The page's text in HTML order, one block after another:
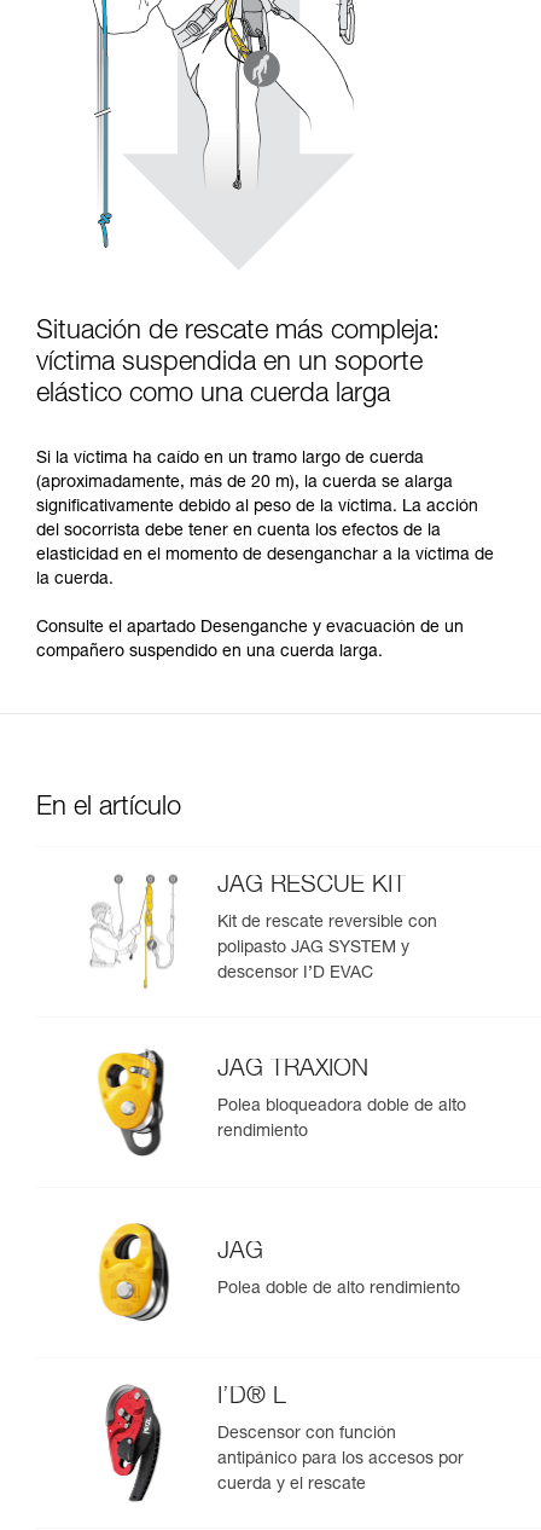
Situación de rescate más compleja:
víctima suspendida en un soporte
elástico como una cuerda larga
Si la víctima ha caído en un tramo largo de cuerda
(aproximadamente, más de 20 m), la cuerda se alarga
significativamente debido al peso de la víctima. La acción
del socorrista debe tener en cuenta los efectos de la
elasticidad en el momento de desenganchar a la víctima de
la cuerda.
Consulte el apartado Desenganche y evacuación de un
compañero suspendido en una cuerda larga.
En el artículo
JAG RESCUE KIT
Kit de rescate reversible con
polipasto JAG SYSTEM y
descensor I’D EVAC
JAG TRAXION
Polea bloqueadora doble de alto
rendimiento
JAG
Polea doble de alto rendimiento
I’D® L
Descensor con función
antipánico para los accesos por
cuerda y el rescate